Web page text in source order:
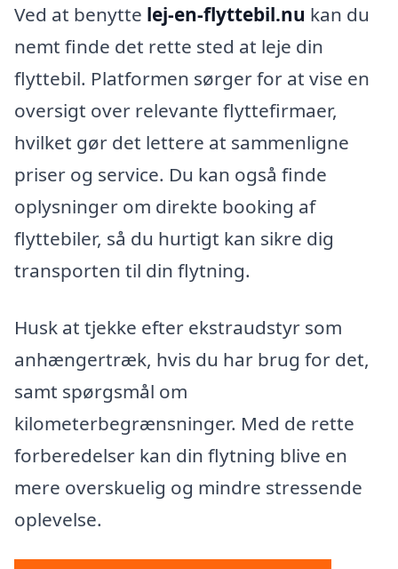
Ved at benytte lej-en-flyttebil.nu kan du
nemt finde det rette sted at leje din
flyttebil. Platformen sørger for at vise en
oversigt over relevante flyttefirmaer,
hvilket gør det lettere at sammenligne
priser og service. Du kan også finde
oplysninger om direkte booking af
flyttebiler, så du hurtigt kan sikre dig
transporten til din flytning.
Husk at tjekke efter ekstraudstyr som
anhængertræk, hvis du har brug for det,
samt spørgsmål om
kilometerbegrænsninger. Med de rette
forberedelser kan din flytning blive en
mere overskuelig og mindre stressende
oplevelse.